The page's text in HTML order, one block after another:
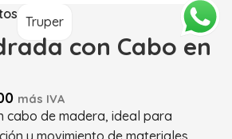
Truper
con Cabo en
más IVA
cabo de madera, ideal para
y movimiento de materiales.